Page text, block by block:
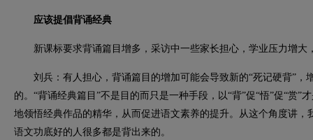
应该提倡背诵经典
新课标要求背诵篇目增多，采访中一些家长担心，学业压力增大
刘兵：有人担心，背诵篇目的增加可能会导致新的“死记硬背”，
的。“背诵经典篇目”不是目的而只是一种手段，以“背”促“悟”促“赏”
地领悟经典作品的精华，从而促进语文素养的提升。从这个角度讲
语文功底好的人很多都是背出来的。